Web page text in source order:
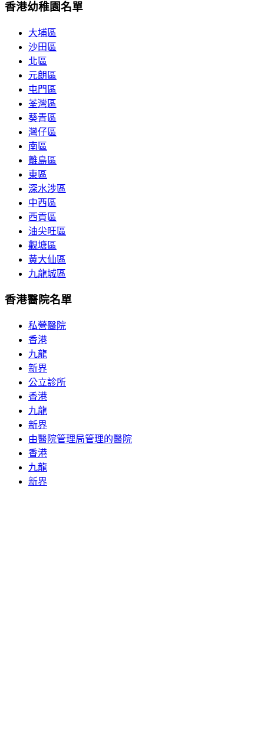
香港幼稚園名單
大埔區
沙田區
北區
元朗區
屯門區
荃灣區
葵青區
灣仔區
南區
離島區
東區
深水涉區
中西區
西貢區
油尖旺區
觀塘區
黃大仙區
九龍城區
香港醫院名單
私營醫院
香港
九龍
新界
公立診所
香港
九龍
新界
由醫院管理局管理的醫院
香港
九龍
新界